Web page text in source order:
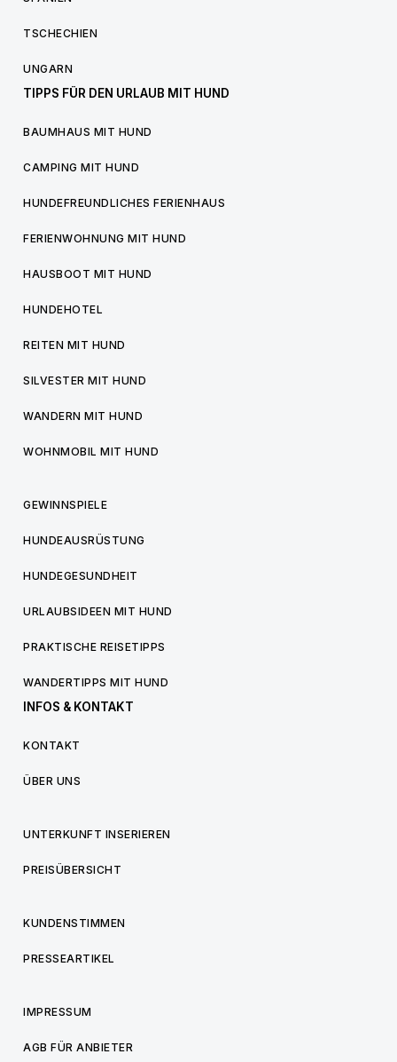
TSCHECHIEN
UNGARN
TIPPS FÜR DEN URLAUB MIT HUND
BAUMHAUS MIT HUND
CAMPING MIT HUND
HUNDEFREUNDLICHES FERIENHAUS
FERIENWOHNUNG MIT HUND
HAUSBOOT MIT HUND
HUNDEHOTEL
REITEN MIT HUND
SILVESTER MIT HUND
WANDERN MIT HUND
WOHNMOBIL MIT HUND
GEWINNSPIELE
HUNDEAUSRÜSTUNG
HUNDEGESUNDHEIT
URLAUBSIDEEN MIT HUND
PRAKTISCHE REISETIPPS
WANDERTIPPS MIT HUND
INFOS & KONTAKT
KONTAKT
ÜBER UNS
UNTERKUNFT INSERIEREN
PREISÜBERSICHT
KUNDENSTIMMEN
PRESSEARTIKEL
IMPRESSUM
AGB FÜR ANBIETER